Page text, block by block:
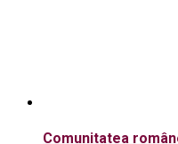
Comunitatea